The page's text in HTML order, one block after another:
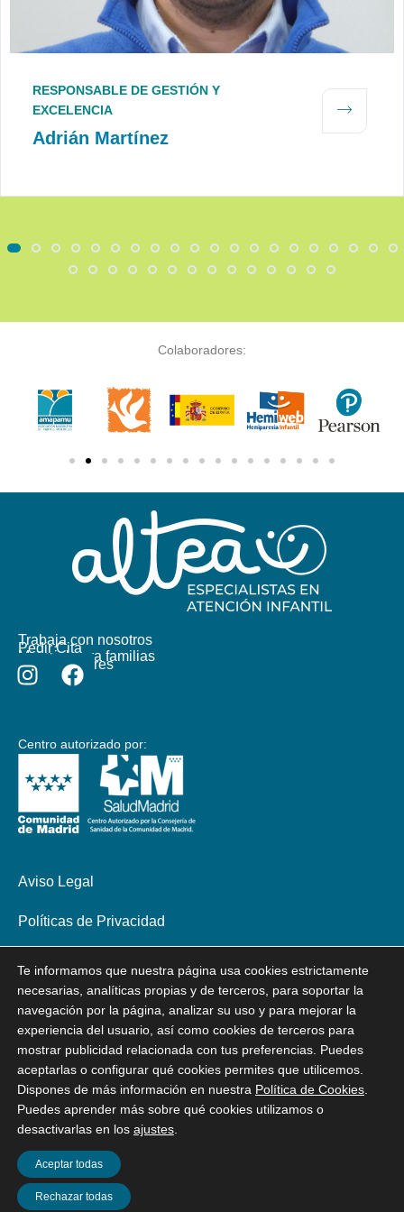
RESPONSABLE DE GESTIÓN Y
EXCELENCIA
Adrián Martínez
Colaboradores:
Trabaja con nosotros
Pedir Cita
Material para familias
Colaboradores
Centro autorizado por:
Aviso Legal
Políticas de Privacidad
Declaración de Accesibilidad
Te informamos que nuestra página usa cookies estrictamente
necesarias, analíticas propias y de terceros, para soportar la
navegación por la página, analizar su uso y para mejorar la
experiencia del usuario, así como cookies de terceros para
mostrar publicidad relacionada con tus preferencias. Puedes
aceptarlas o configurar qué cookies permites que utilicemos.
Dispones de más información en nuestra Política de Cookies
Puedes aprender más sobre qué cookies utilizamos o
desactivarlas en los ajustes
Aceptar todas
Rechazar todas